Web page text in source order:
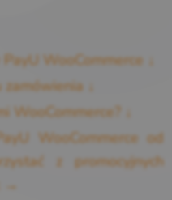
WooCommerce ↓
↓
WooCommerce? ↓
WooCommerce od
z promocyjnych
→